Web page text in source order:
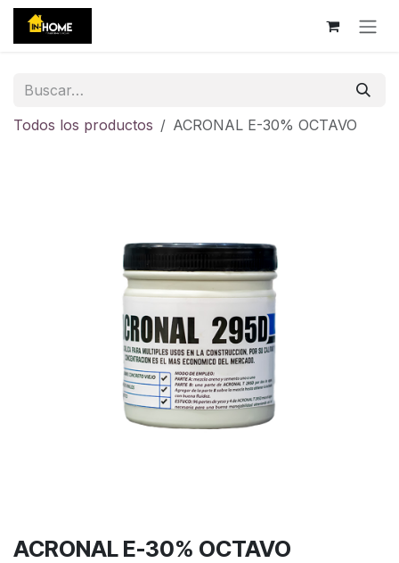
Ir al contenido
Todos los productos ACRONAL E-30% OCTAVO
ACRONAL E-30% OCTAVO